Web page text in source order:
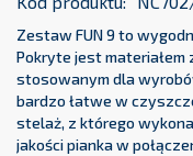
Zestaw FUN 9 to
Pokryte jest materiałem
stosowanym dla
bardzo łatwe w
stelaż, z którego
jakości pianka w